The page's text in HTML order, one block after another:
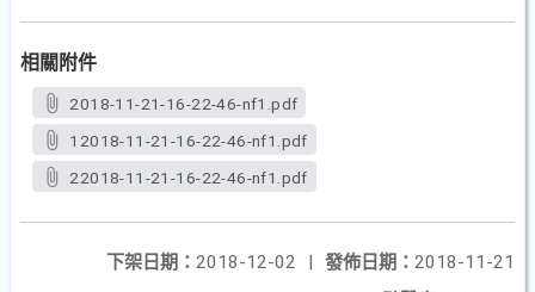
相關附件
2018-11-21-16-22-46-nf1.pdf
12018-11-21-16-22-46-nf1.pdf
22018-11-21-16-22-46-nf1.pdf
發佈日期： 2018-11-21
下架日期： 2018-12-02
|